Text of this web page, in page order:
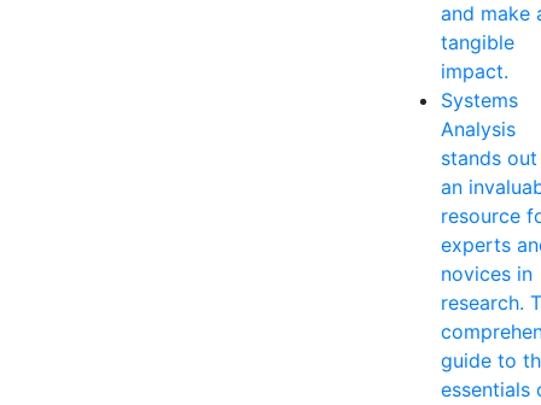
and make
tangible
impact.
Systems
Analysis
stands out
an
resource
experts
novices in
research.
guide to
essentials